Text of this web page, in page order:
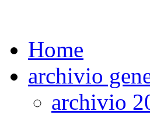
Home
archivio
archivio